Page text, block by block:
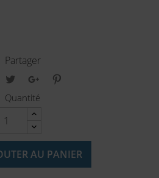
Partager
Quantité
AU PANIER